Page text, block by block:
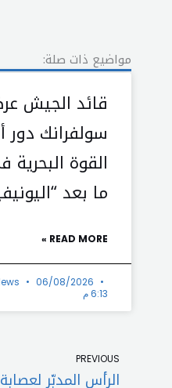
مواضيع ذات صلة:
قائد الجيش
سولفرانك دور
القوة
ما بعد
READ MORE »
06/08/2026
6:13 م
PREVIOUS
الرأس المدبّر